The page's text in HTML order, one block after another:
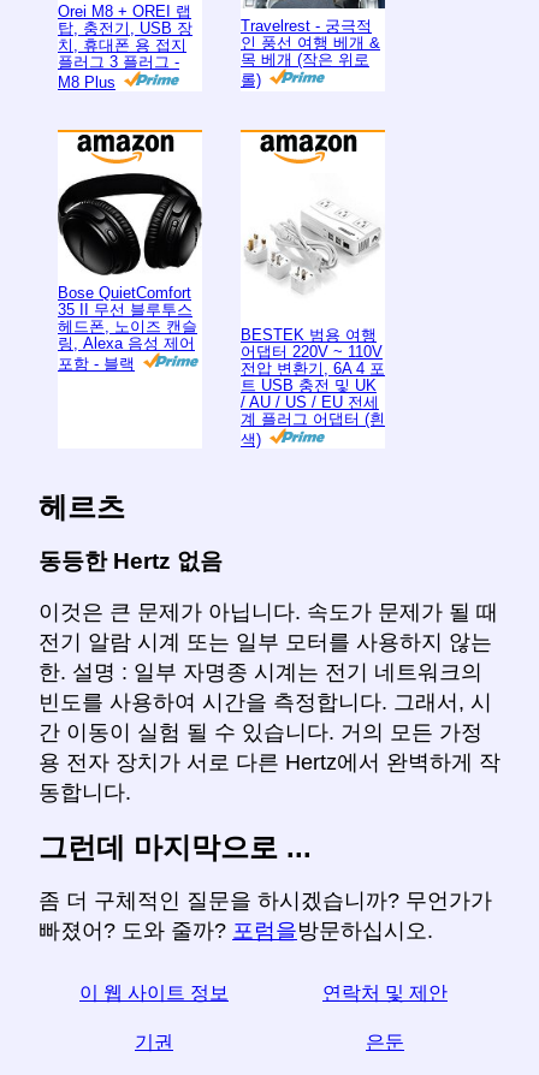
Orei M8 + OREI 랩
탑, 충전기, USB 장
치, 휴대폰 용 접지
플러그 3 플러그 -
M8 Plus
Travelrest - 궁극적
인 풍선 여행 베개 &
목 베개 (작은 위로
롤)
Bose QuietComfort
35 II 무선 블루투스
헤드폰, 노이즈 캔슬
링, Alexa 음성 제어
포함 - 블랙
BESTEK 범용 여행
어댑터 220V ~ 110V
전압 변환기, 6A 4 포
트 USB 충전 및 UK
/ AU / US / EU 전세
계 플러그 어댑터 (흰
색)
헤르츠
동등한 Hertz 없음
이것은 큰 문제가 아닙니다. 속도가 문제가 될 때
전기 알람 시계 또는 일부 모터를 사용하지 않는
한. 설명 : 일부 자명종 시계는 전기 네트워크의
빈도를 사용하여 시간을 측정합니다. 그래서, 시
간 이동이 실험 될 수 있습니다. 거의 모든 가정
용 전자 장치가 서로 다른 Hertz에서 완벽하게 작
동합니다.
그런데 마지막으로 ...
좀 더 구체적인 질문을 하시겠습니까? 무언가가
빠졌어? 도와 줄까? 포럼을방문하십시오.
이 웹 사이트 정보 연락처 및 제안
기권 은둔